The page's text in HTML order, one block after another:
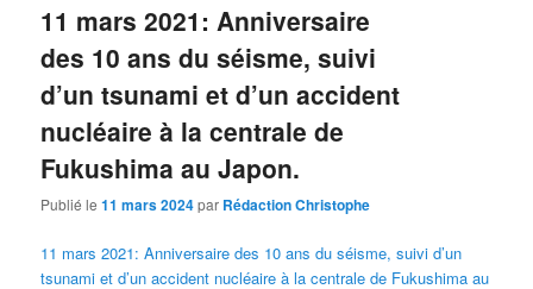
11 mars 2021: Anniversaire
des 10 ans du séisme, suivi
d’un tsunami et d’un accident
nucléaire à la centrale de
Fukushima au Japon.
Publié le11 mars 2024par Rédaction Christophe
11 mars 2021: Anniversaire des 10 ans du séisme, suivi d’un
tsunami et d’un accident nucléaire à la centrale de Fukushima au